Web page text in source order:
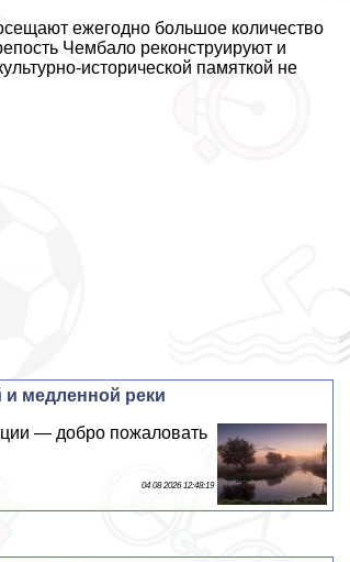
ежегодно большое количество
Чембало реконструируют и
исторической памяткой не
и медленной реки
— добро пожаловать
04 08 2026 12:48:19